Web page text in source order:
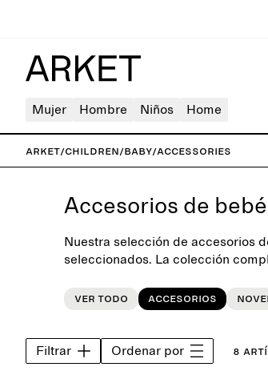
Mujer Hombre Niños Home
ARKET/Children/Baby/Accessories
Accesorios de bebé
Nuestra selección de accesorios
seleccionados. La colección
mantas y sombreros suaves.
Ver todo Accesorios
Filtrar Ordenar por 8